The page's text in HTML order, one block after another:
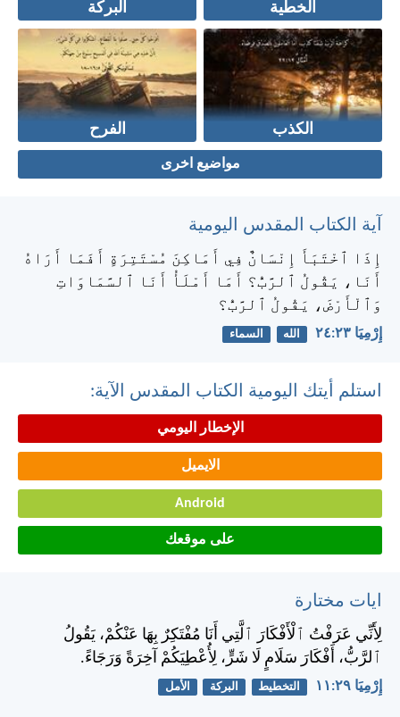
الخطية البركة
الكذب الفرح
مواضيع اخرى
آية الكتاب المقدس اليومية
إِذَا ٱخْتَبَأَ إِنْسَانٌ فِي أَمَاكِنَ مُسْتَتِرَةٍ أَفَمَا أَرَاهُ
أَنَا، يَقُولُ ٱلرَّبُّ؟ أَمَا أَمْلَأُ أَنَا ٱلسَّمَاوَاتِ
وَٱلْأَرْضَ، يَقُولُ ٱلرَّبُّ؟
إِرْمِيَا ٢٣:‏٢٤ الله السماء
استلم أيتك اليومية الكتاب المقدس الآية:
الإخطار اليومي
الايميل
Android
على موقعك
ايات مختارة
لِأَنِّي عَرَفْتُ ٱلْأَفْكَارَ ٱلَّتِي أَنَا مُفْتَكِرٌ بِهَا عَنْكُمْ، يَقُولُ
ٱلرَّبُّ، أَفْكَارَ سَلَامٍ لَا شَرٍّ، لِأُعْطِيَكُمْ آخِرَةً وَرَجَاءً.
إِرْمِيَا ٢٩:‏١١ التخطيط البركة الأمل